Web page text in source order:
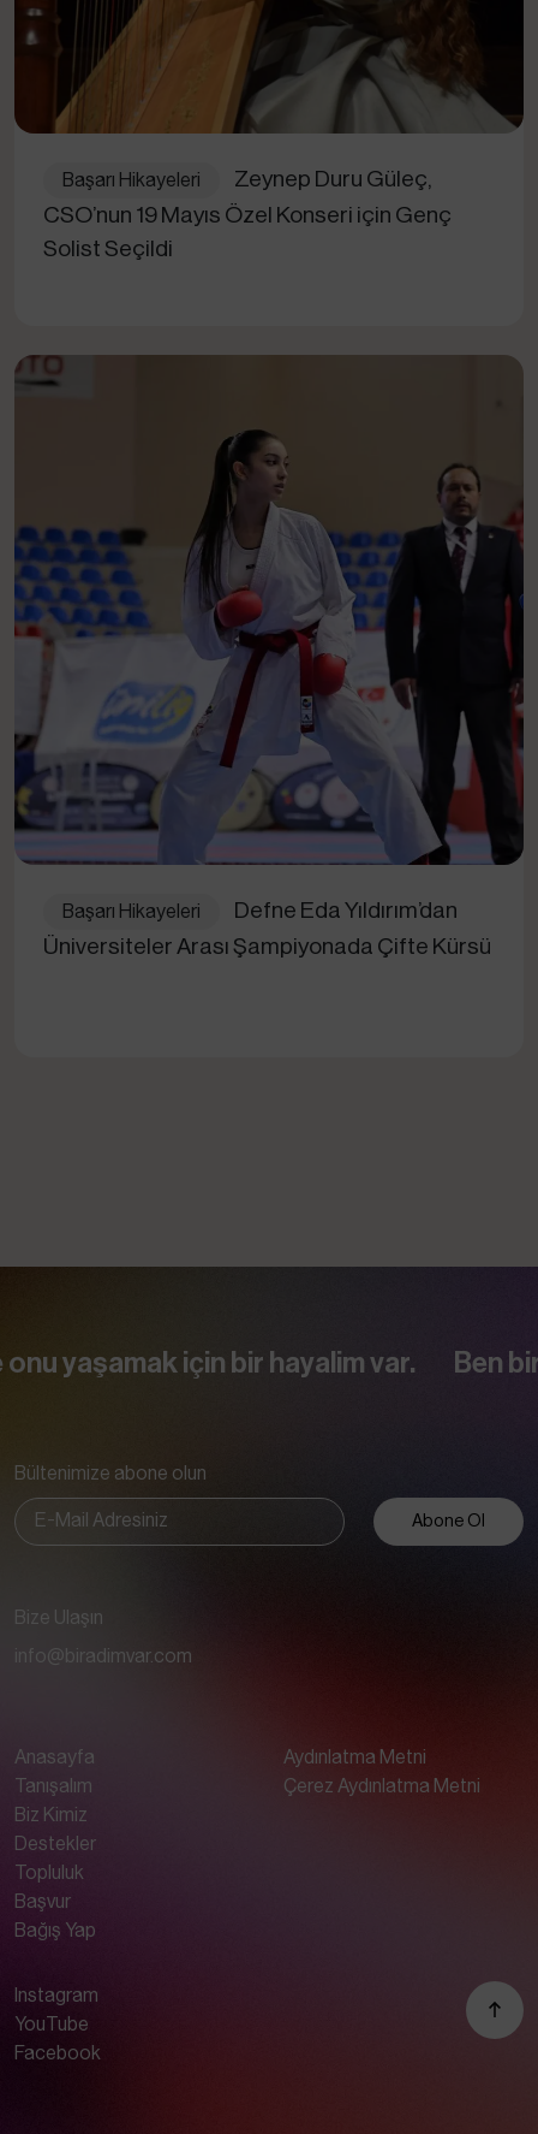
Başarı Hikayeleri
Zeynep Duru Güleç,
CSO’nun 19 Mayıs Özel Konseri için Genç
Solist Seçildi
Başarı Hikayeleri
Defne Eda Yıldırım’dan
Üniversiteler Arası Şampiyonada Çifte Kürsü
için bir hayalim var. Ben bir
Bültenimize abone olun
Abone Ol
Bize Ulaşın
info@biradimvar.com
Anasayfa
Tanışalım
Biz Kimiz
Destekler
Topluluk
Başvur
Bağış Yap
Aydınlatma Metni
Çerez Aydınlatma Metni
Instagram
YouTube
Facebook